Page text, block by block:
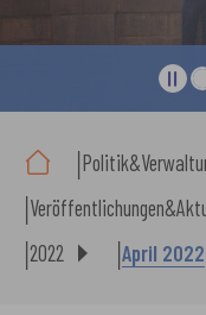
2022
April 2022